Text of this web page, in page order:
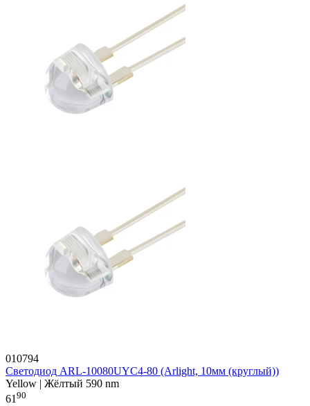
010794
Светодиод ARL-10080UYC4-80 (Arlight, 10мм (круглый))
Yellow | Жёлтый 590 nm
6190